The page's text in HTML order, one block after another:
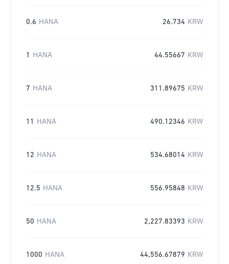
0.6 HANA 26.734 KRW
1 HANA 44.55667 KRW
7 HANA 311.89675 KRW
11 HANA 490.12346 KRW
12 HANA 534.68014 KRW
12.5 HANA 556.95848 KRW
50 HANA 2,227.83393 KRW
1000 HANA 44,556.67879 KRW